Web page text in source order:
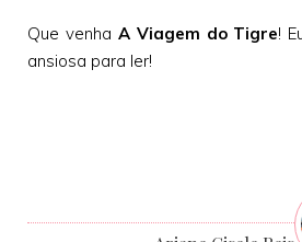
Que venha A Viagem do Tigre!
ansiosa para ler!